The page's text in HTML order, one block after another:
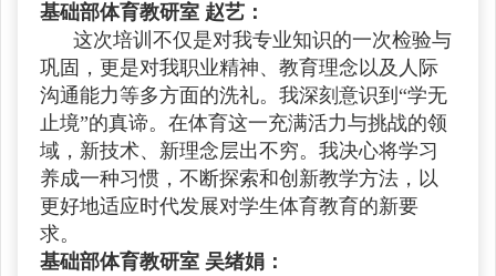
基础部体育教研室 赵艺：
这次培训不仅是对我专业知识的一次检验与
巩固，更是对我职业精神、教育理念以及人际
沟通能力等多方面的洗礼。我深刻意识到“学无
止境”的真谛。在体育这一充满活力与挑战的领
域，新技术、新理念层出不穷。我决心将学习
养成一种习惯，不断探索和创新教学方法，以
更好地适应时代发展对学生体育教育的新要
求。
基础部体育教研室 吴绪娟：